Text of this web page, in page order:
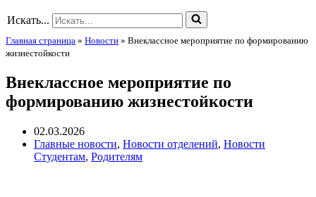
Искать...
Главная страница » Новости » Внеклассное мероприятие по формированию
жизнестойкости
Внеклассное мероприятие по
формированию жизнестойкости
02.03.2026
Главные новости, Новости отделений, Новости
Студентам, Родителям